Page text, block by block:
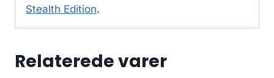
Stealth Edition.
Relaterede varer